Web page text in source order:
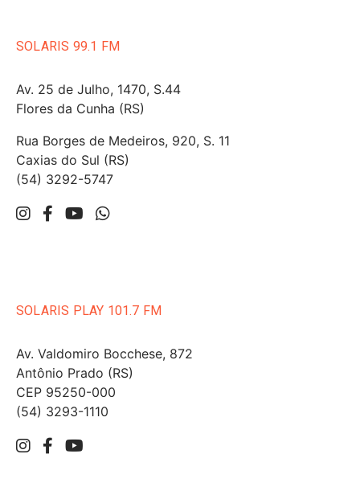
SOLARIS 99.1 FM
Av. 25 de Julho, 1470, S.44
Flores da Cunha (RS)
Rua Borges de Medeiros, 920, S. 11
Caxias do Sul (RS)
(54) 3292-5747
SOLARIS PLAY 101.7 FM
Av. Valdomiro Bocchese, 872
Antônio Prado (RS)
CEP 95250-000
(54) 3293-1110